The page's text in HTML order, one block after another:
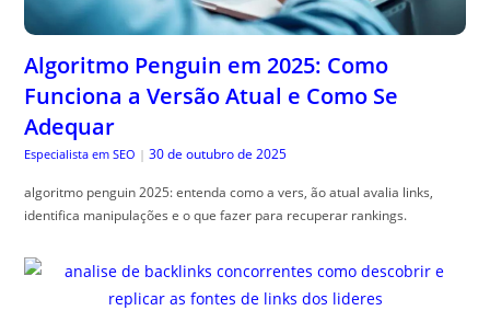
Algoritmo Penguin em 2025: Como
Funciona a Versão Atual e Como Se
Adequar
Especialista em SEO | 30 de outubro de 2025
algoritmo penguin 2025: entenda como a vers, ão atual avalia links,
identifica manipulações e o que fazer para recuperar rankings.